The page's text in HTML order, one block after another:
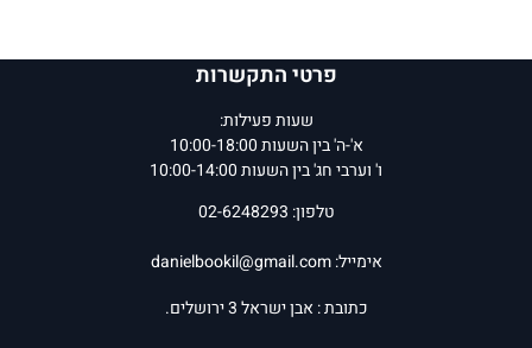
פרטי התקשרות
שעות פעילות:
א'-ה' בין השעות 10:00-18:00
ו' וערבי חג' בין השעות 10:00-14:00
טלפון: 02-6248293
אימייל:danielbookil@gmail.com
כתובת : אבן ישראל 3 ירושלים.